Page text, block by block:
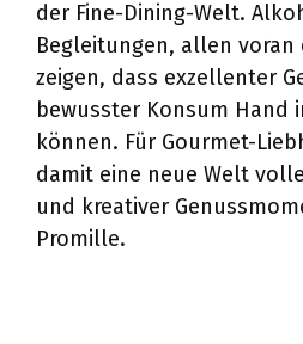
der Fine-Dining-Welt.
Begleitungen, allen voran
zeigen, dass exzellenter
bewusster Konsum Hand
können. Für Gourmet-
damit eine neue Welt
und kreativer
Promille.